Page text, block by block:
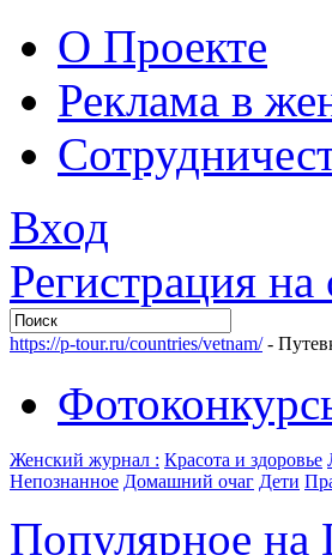
О Проекте
Реклама в
Вход
Регистрация на
https://p-tour.ru/countries/vetnam/-
Женский журнал : Красота и здоровье
Непознанное Домашний очаг Дети
Популярное на